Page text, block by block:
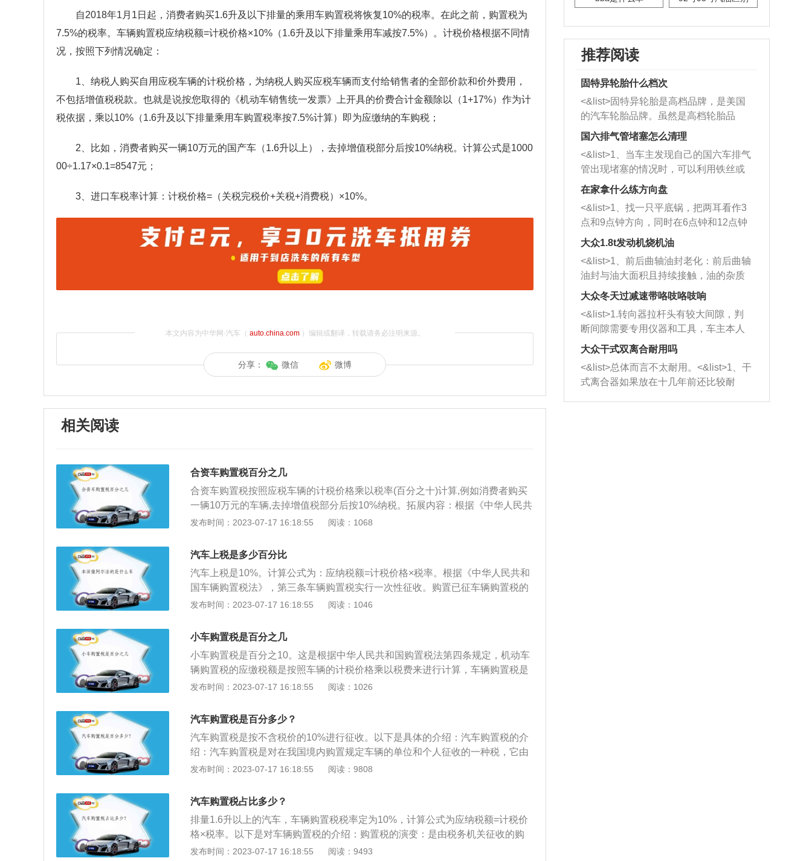
自2018年1月1日起，消费者购买1.6升及以下排量的乘用车购置税将恢复10%的税率。在此之前，购置税为
7.5%的税率。车辆购置税应纳税额=计税价格×10%（1.6升及以下排量乘用车减按7.5%）。计税价格根据不同情
况，按照下列情况确定：
1、纳税人购买自用应税车辆的计税价格，为纳税人购买应税车辆而支付给销售者的全部价款和价外费用，
不包括增值税税款。也就是说按您取得的《机动车销售统一发票》上开具的价费合计金额除以（1+17%）作为计
税依据，乘以10%（1.6升及以下排量乘用车购置税率按7.5%计算）即为应缴纳的车购税；
2、比如，消费者购买一辆10万元的国产车（1.6升以上），去掉增值税部分后按10%纳税。计算公式是1000
00÷1.17×0.1=8547元；
3、进口车税率计算：计税价格=（关税完税价+关税+消费税）×10%。
本文内容为中华网·汽车（ auto.china.com）编辑或翻译，转载请务必注明来源。
分享： 微信 微博
相关阅读
合资车购置税百分之几
合资车购置税按照应税车辆的计税价格乘以税率(百分之十)计算,例如消费者购买
一辆10万元的车辆,去掉增值税部分后按10%纳税。拓展内容：根据《中华人民共
和国车辆购置税法》第一条在中华人民共和国境内购置汽车、有轨电车、汽车挂
车辆购置税的纳税人，应当依照本法规定缴纳车辆购置税。第二条本法所称购
置，是指以购买、进口、自产、受赠、获奖或者其他方式取得并自用应税车辆的
行为。第三条车辆购置税实行一次性征收。购置已征车辆购置税的车辆，不再征
收车辆购置税。第四条车辆购置税的税率为百分之十。第五条车辆购置税的应纳
税额按照应税车辆的计税价格乘以税率计算。
发布时间：2023-07-17 16:18:55 阅读：1068
汽车上税是多少百分比
汽车上税是10%。计算公式为：应纳税额=计税价格×税率。根据《中华人民共和
国车辆购置税法》，第三条车辆购置税实行一次性征收。购置已征车辆购置税的
车辆，不再征收车辆购置税。第四条车辆购置税的税率为百分之十。第五条车辆
共和国车辆购置税法》第九条下列车辆免征车辆购置税：1、依照法律规定应当
予以免税的外国驻华使馆、领事馆和国际组织驻华机构及其有关人员自用的车
辆。2、中国人民解放军和中国人民武装警察部队列入装备订货计划的车辆。3、
悬挂应急救援专用号牌的国家综合性消防救援车辆。4、设有固定装置的非运输
专用作业车辆。5、城市公交企业购置的公共汽电车辆。
发布时间：2023-07-17 16:18:55 阅读：1046
小车购置税是百分之几
小车购置税是百分之10。这是根据中华人民共和国购置税法第四条规定，机动车
辆购置税的应缴税额是按照车辆的计税价格乘以税费来进行计算，车辆购置税是
每一台车辆都必须要缴纳的税费。缴纳购置税的要求：根据中华人民共和国车辆
纳，购置税的缴纳不允许分期来缴纳，必须是一次性缴清。如果购买的车辆为进
口车辆，同样需要在60个工作日内完成购置税的申报。
发布时间：2023-07-17 16:18:55 阅读：1026
汽车购置税是百分多少？
汽车购置税是按不含税价的10%进行征收。以下是具体的介绍：汽车购置税的介
绍：汽车购置税是对在我国境内购置规定车辆的单位和个人征收的一种税，它由
车辆购置附加费演变而来。现行汽车购置税法的基本规范，是从2001年1月1日起
车辆，因质量问题需将该车辆退回车辆生产厂家的，可凭生产厂家的退车证明办
理退税；退税时必须交回该车车购税原始完税凭证；不能交回该车原始完税凭证
的，不予退税。
发布时间：2023-07-17 16:18:55 阅读：9808
汽车购置税占比多少？
排量1.6升以上的汽车，车辆购置税税率定为10%，计算公式为应纳税额=计税价
格×税率。以下是对车辆购置税的介绍：购置税的演变：是由税务机关征收的购
置税制设置范围内相关财物的行为和财产征收的税收。如车辆购置税等。车辆购
发布时间：2023-07-17 16:18:55 阅读：9493
推荐阅读
固特异轮胎什么档次
<&list>固特异轮胎是高档品牌，是美国
的汽车轮胎品牌。虽然是高档轮胎品
牌，但是中高低端的轮胎都有生产，这
也是为了更好的开拓市场。
国六排气管堵塞怎么清理
<&list>1、当车主发现自己的国六车排气
管出现堵塞的情况时，可以利用铁丝或
者是细棍，直接将杂物给取出来，如果
堵塞情况比较严重，也可以采取应急措
施。 <&list>2、直接利用木棍将所有的
杂物推到排气管里面的位置处，然后将
三元催化器拆解开，就可以将堵塞的东
西取出来。但如果是因为积碳过多引起
的堵塞，就需要将三元催化器泡在草酸
洗剂对堵塞的情况得到解决，将清洗剂
放在燃油箱中，与燃油混合后，车辆启
动时，就可以和汽油一起进入到燃烧
室，最后形成废气排出，就可以让三元
催化器得到清洗，排气管堵塞的情况就
能够得到解决。
在家拿什么练方向盘
<&list>1、找一只平底锅，把两耳看作3
点和9点钟方向，同时在6点钟和12点钟
方向做一个标记。 <&list>2、双手握住
一圈半的练习，往右同样也要打相同的
圈数。 <&list>3、最后强调要反复练
习，这样就可以形成肌肉记忆，在真实
驾驶车辆时，不需要记忆也能打好方
向。
大众1.8t发动机烧机油
<&list>1、前后曲轴油封老化：前后曲轴
油封与油大面积且持续接触，油的杂质
和发动机内持续温度变化使其密封效果
逐渐减弱，导致渗油或漏油。<&list>2、
活塞间隙过大：积碳会使活塞环与缸体
的间隙扩大，导致机油流入燃烧室中，
造成烧机油。<&list>3、机油粘度。使用
机油粘度过小的话，同样会有烧机油现
象，机油粘度过小具有很好的流动性，
大众冬天过减速带咯吱咯吱响
<&list>1.转向器拉杆头有较大间隙，判
断间隙需要专用仪器和工具，车主本人
无法制作，需要将车辆送到修理厂或4s
店；<&list>2.车辆半轴套管防尘罩破
裂，破裂后会出现漏油现象，使半轴磨
损严重，磨损的半轴容易损坏，产生异
响；<&list>3.稳定器的转向胶套和球头
大众干式双离合耐用吗
<&list>总体而言不太耐用。<&list>1、干
式离合器如果放在十几年前还比较耐